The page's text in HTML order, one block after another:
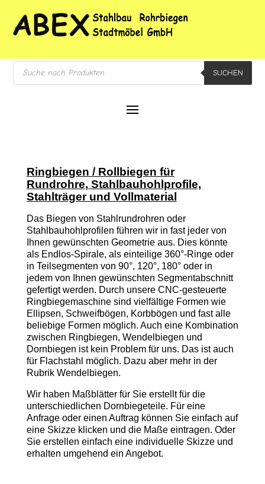
Products
search
SUCHEN
Ringbiegen / Rollbiegen für
Rundrohre, Stahlbauhohlprofile,
Stahlträger und Vollmaterial
Das Biegen von Stahlrundrohren oder
Stahlbauhohlprofilen führen wir in fast jeder von
Ihnen gewünschten Geometrie aus. Dies könnte
als Endlos-Spirale, als einteilige 360°-Ringe oder
in Teilsegmenten von 90°, 120°, 180° oder in
jedem von Ihnen gewünschten Segmentabschnitt
gefertigt werden. Durch unsere CNC-gesteuerte
Ringbiegemaschine sind vielfältige Formen wie
Ellipsen, Schweifbögen, Korbbögen und fast alle
beliebige Formen möglich. Auch eine Kombination
zwischen Ringbiegen, Wendelbiegen und
Dornbiegen ist kein Problem für uns. Das ist auch
für Flachstahl möglich. Dazu aber mehr in der
Rubrik Wendelbiegen.
Wir haben Maßblätter für Sie erstellt für die
unterschiedlichen Dornbiegeteile. Für eine
Anfrage oder einen Auftrag können Sie einfach auf
eine Skizze klicken und die Maße eintragen. Oder
Sie erstellen einfach eine individuelle Skizze und
erhalten umgehend ein Angebot.